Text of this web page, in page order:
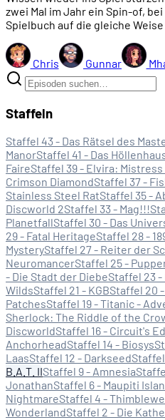
zwei Mal im Jahr ein Spin-of,
Spielbuch auf die gleiche
Chris Gunnar
Staffeln
Staffel 43 - Das Rätsel des
ManorStaffel 41 - Das
FaireStaffel 39 - Elvira:
Crimson DiamondStaffel 37 -
Stainless Steel RatStaffel 35 -
Discworld 2Staffel 33 - Mag!!!
PlanetfallStaffel 30 - Das
29 - Fatal HeritageStaffel 28 -
MysteryStaffel 27 - Reiter der
NeuromancerStaffel 25 -
- Die Stadt der DiebeStaffel 23 -
WildsStaffel 21 - KGBStaffel 20
PatchesStaffel 19 - Titanic -
Sherlock: The Riddle of the
DiscworldStaffel 16 - Circuit's
AnchorheadStaffel 14 - Biosys
LaasStaffel 12 - DarkseedStaffel
B.A.T. IIStaffel 9 - Amnesia
JonathanStaffel 6 - Maupiti
NightmareStaffel 4 -
WonderlandStaffel 2 - Die